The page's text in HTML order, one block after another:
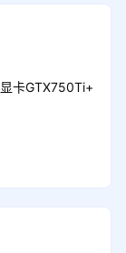
卡GTX750Ti+